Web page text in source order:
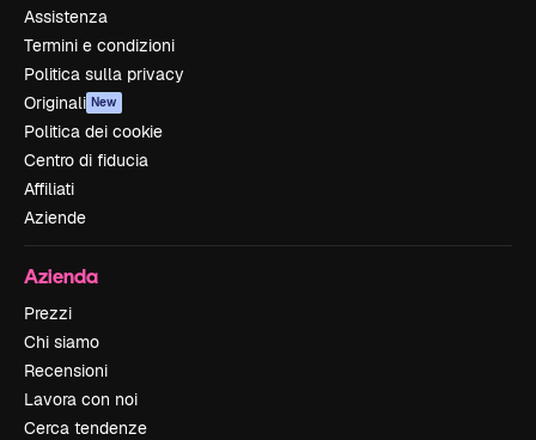
Assistenza
Termini e condizioni
Politica sulla privacy
Originali New
Politica dei cookie
Centro di fiducia
Affiliati
Aziende
Azienda
Prezzi
Chi siamo
Recensioni
Lavora con noi
Cerca tendenze